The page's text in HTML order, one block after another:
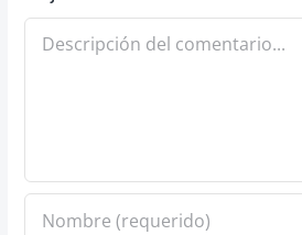
Comentario